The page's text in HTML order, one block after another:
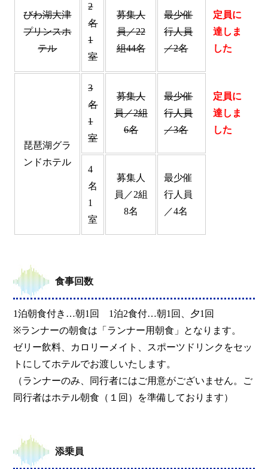
びわ湖大津
プリンスホ
テル
2
名
1
室
募集人
員／22
組44名
最少催
行人員
／2名
定員に
達しま
した
琵琶湖グラ
ンドホテル
3
名
1
室
募集人
員／2組
6名
最少催
行人員
／3名
定員に
達しま
した
4
名
1
室
募集人
員／2組
8名
最少催
行人員
／4名
食事回数
1泊朝食付き…朝1回 1泊2食付…朝1回、夕1回
※ランナーの朝食は「ランナー用朝食」となります。
ゼリー飲料、カロリーメイト、スポーツドリンクをセッ
トにしてホテルでお渡しいたします。
（ランナーのみ、同行者にはご用意がございません。ご
同行者はホテル朝食（１回）を準備しております）
添乗員